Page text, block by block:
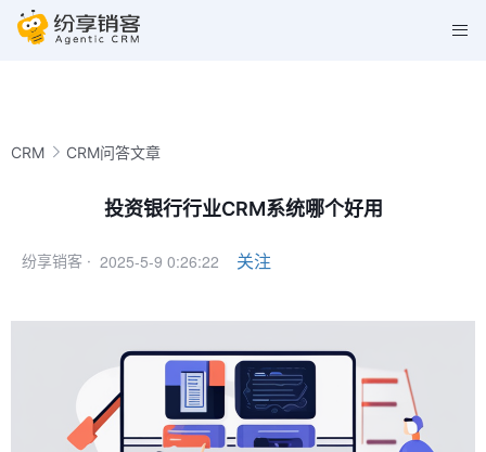
CRM CRM问答文章
投资银行行业CRM系统哪个好用
纷享销客 · 2025-5-9 0:26:22 关注